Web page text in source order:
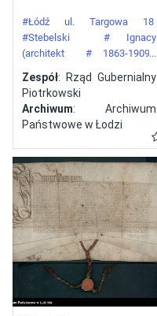
Łodzi]
#Łódź ul. Targowa 18
#Stebelski
# Ignacy
(architekt
# 1863-1909)
Zespół: Rząd Gubernialny
Piotrkowski
Archiwum: Archiwum
Państwowe w Łodzi